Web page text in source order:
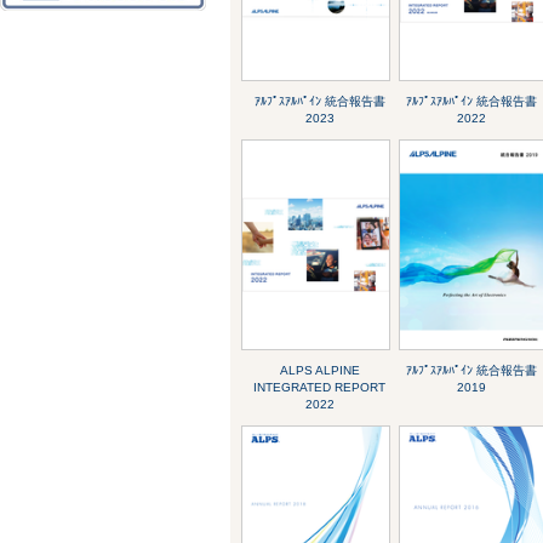
ｱﾙﾌﾟｽｱﾙﾊﾟｲﾝ 統合報告書
2023
ｱﾙﾌﾟｽｱﾙﾊﾟｲﾝ 統合報告書
2022
ALPS ALPINE
INTEGRATED REPORT
2022
ｱﾙﾌﾟｽｱﾙﾊﾟｲﾝ 統合報告書
2019